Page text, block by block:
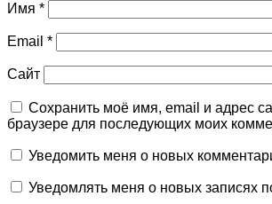
Имя *
Email *
Сайт
Сохранить моё имя, email и адрес
браузере для последующих моих
Уведомить меня о новых
Уведомлять меня о новых записях